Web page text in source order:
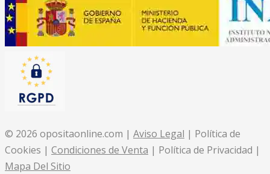
© 2026 opositaonline.com | Aviso Legal | Política de
Cookies | Condiciones de Venta | Política de Privacidad |
Mapa Del Sitio